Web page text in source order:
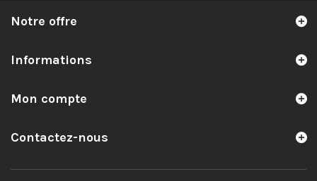
Notre offre
Informations
Mon compte
Contactez-nous